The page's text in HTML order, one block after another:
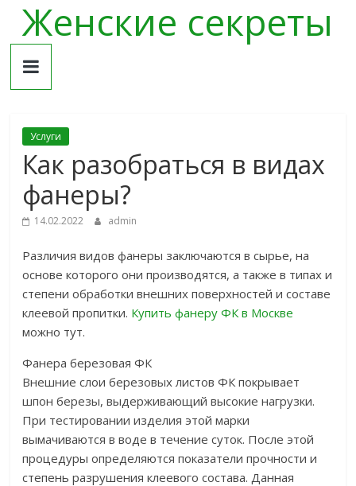
Skip
content
Женские секреты
Услуги
Как разобраться в видах
фанеры?
14.02.2022 admin
Различия видов фанеры заключаются в сырье, на
основе которого они производятся, а также в типах и
степени обработки внешних поверхностей и составе
клеевой пропитки. Купить фанеру ФК в Москве
можно тут.
Фанера березовая ФК
Внешние слои березовых листов ФК покрывает
шпон березы, выдерживающий высокие нагрузки.
При тестировании изделия этой марки
вымачиваются в воде в течение суток. После этой
процедуры определяются показатели прочности и
степень разрушения клеевого состава. Данная